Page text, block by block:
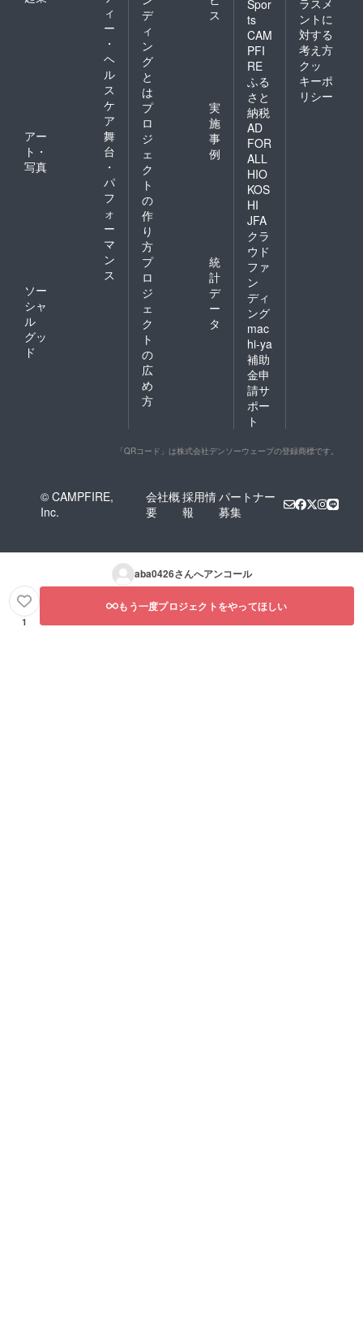
ィ
ー
・
ヘ
ル
ス
ケ
ア
アー
ト・
写真
舞
台
・
パ
フ
ォ
ー
マ
ン
ス
ソー
シャ
ル
グッ
ド
デ
ィ
ン
グ
と
は
ス
プ
ロ
ジ
ェ
ク
ト
の
作
り
方
実
施
事
例
プ
ロ
ジ
ェ
ク
ト
の
広
め
方
統
計
デ
ー
タ
Spor
ts
CAM
PFI
RE
ふる
さと
納税
AD
FOR
ALL
HIO
KOS
HI
JFA
クラ
ウド
ファ
ン
ディ
ング
mac
hi-ya
補助
金申
請サ
ポー
ト
ントに
対する
考え方
クッ
キーポ
リシー
「QRコード」は株式会社デンソーウェーブの登録商標です。
© CAMPFIRE,
Inc.
会社概
要
採用情
報
パートナー
募集
aba0426さんへアンコール
1
もう一度プロジェクトをやってほしい